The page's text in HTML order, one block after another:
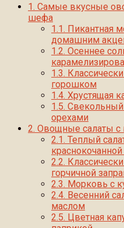
1. Самые вкусные
шефа
1.1. Пикантная
домашним
1.2. Осеннее
1.3.
горошком
1.4. Хрустящая
1.5.
орехами
2. Овощные салаты с
2.1. Теплый
2.2.
горчичной
2.3. Морковь с
2.4. Весенний
маслом
2.5. Цветная